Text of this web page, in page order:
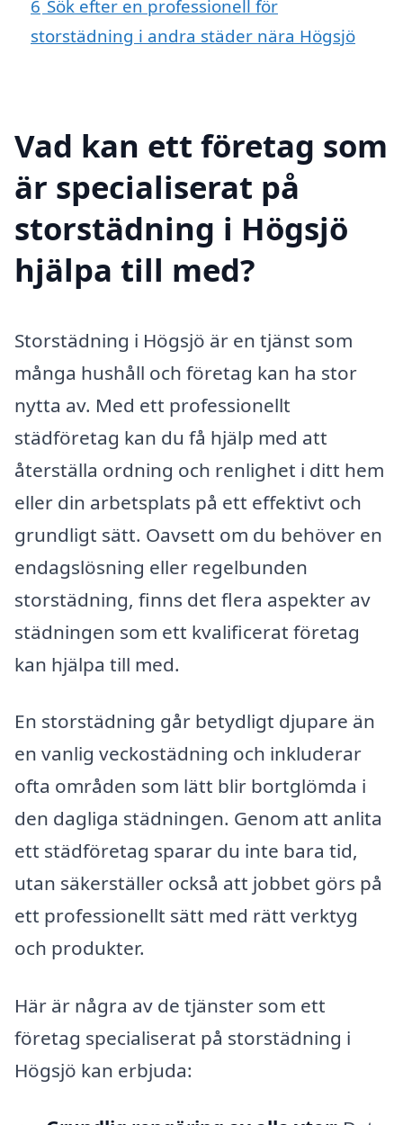
6 Sök efter en professionell för
storstädning i andra städer nära Högsjö
Vad kan ett företag som
är specialiserat på
storstädning i Högsjö
hjälpa till med?
Storstädning i Högsjö är en tjänst som
många hushåll och företag kan ha stor
nytta av. Med ett professionellt
städföretag kan du få hjälp med att
återställa ordning och renlighet i ditt hem
eller din arbetsplats på ett effektivt och
grundligt sätt. Oavsett om du behöver en
endagslösning eller regelbunden
storstädning, finns det flera aspekter av
städningen som ett kvalificerat företag
kan hjälpa till med.
En storstädning går betydligt djupare än
en vanlig veckostädning och inkluderar
ofta områden som lätt blir bortglömda i
den dagliga städningen. Genom att anlita
ett städföretag sparar du inte bara tid,
utan säkerställer också att jobbet görs på
ett professionellt sätt med rätt verktyg
och produkter.
Här är några av de tjänster som ett
företag specialiserat på storstädning i
Högsjö kan erbjuda: